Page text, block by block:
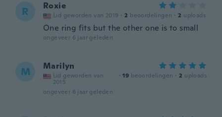
R Roxie
Lid geworden van 2019 · 2 beoordelingen · 2 uploads
One ring fits but the other one is to small
ongeveer 6 jaar geleden
M Marilyn
Lid geworden van
2015
· 19 beoordelingen · 2 uploads
ongeveer 6 jaar geleden